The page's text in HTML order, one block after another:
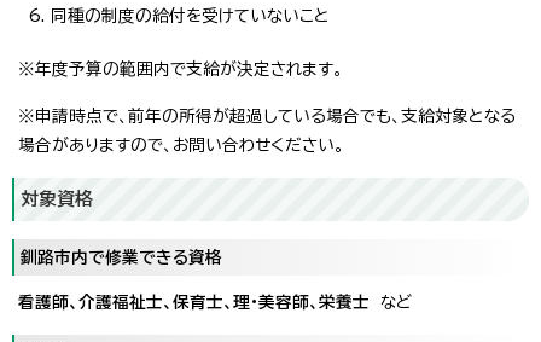
同種の制度の給付を受けていないこと
※年度予算の範囲内で支給が決定されます。
※申請時点で、前年の所得が超過している場合でも、支給対象となる
場合がありますので、お問い合わせください。
対象資格
釧路市内で修業できる資格
看護師、介護福祉士、保育士、理・美容師、栄養士 など